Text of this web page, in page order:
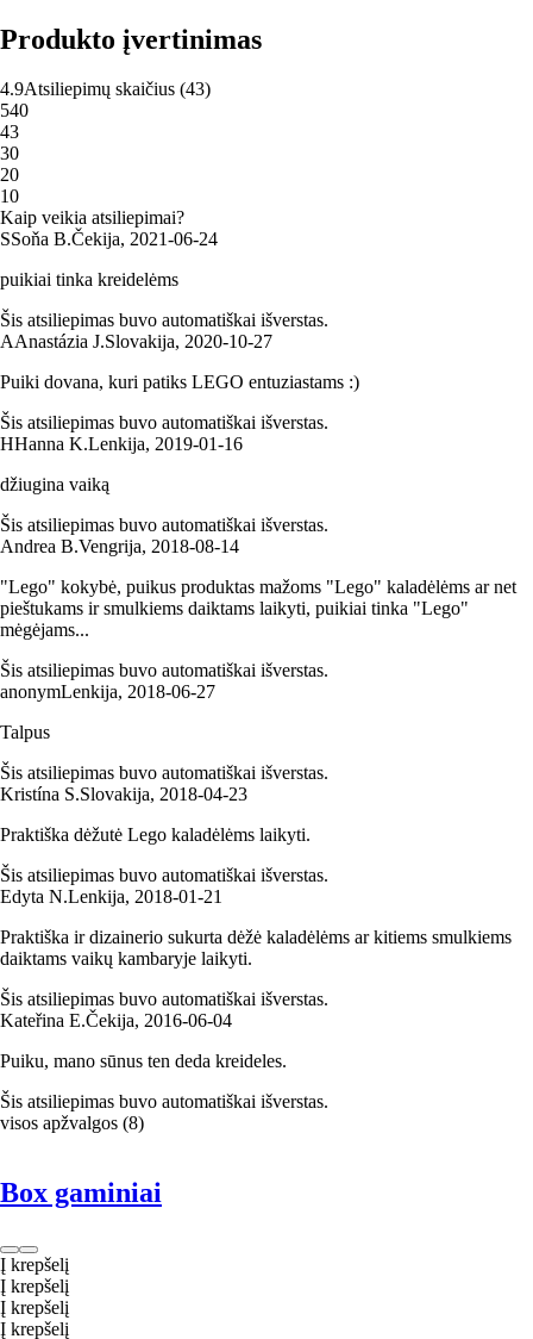
Produkto įvertinimas
4.9Atsiliepimų skaičius (43)
540
43
30
20
10
Kaip veikia atsiliepimai?
SSoňa B.Čekija, 2021‑06‑24
puikiai tinka kreidelėms
Šis atsiliepimas buvo automatiškai išverstas.
AAnastázia J.Slovakija, 2020‑10‑27
Puiki dovana, kuri patiks LEGO entuziastams :)
Šis atsiliepimas buvo automatiškai išverstas.
HHanna K.Lenkija, 2019‑01‑16
džiugina vaiką
Šis atsiliepimas buvo automatiškai išverstas.
Andrea B.Vengrija, 2018‑08‑14
"Lego" kokybė, puikus produktas mažoms "Lego" kaladėlėms ar net
pieštukams ir smulkiems daiktams laikyti, puikiai tinka "Lego"
mėgėjams...
Šis atsiliepimas buvo automatiškai išverstas.
anonymLenkija, 2018‑06‑27
Talpus
Šis atsiliepimas buvo automatiškai išverstas.
Kristína S.Slovakija, 2018‑04‑23
Praktiška dėžutė Lego kaladėlėms laikyti.
Šis atsiliepimas buvo automatiškai išverstas.
Edyta N.Lenkija, 2018‑01‑21
Praktiška ir dizainerio sukurta dėžė kaladėlėms ar kitiems smulkiems
daiktams vaikų kambaryje laikyti.
Šis atsiliepimas buvo automatiškai išverstas.
Kateřina E.Čekija, 2016‑06‑04
Puiku, mano sūnus ten deda kreideles.
Šis atsiliepimas buvo automatiškai išverstas.
visos apžvalgos (8)
Box gaminiai
Į krepšelį
Į krepšelį
Į krepšelį
Į krepšelį